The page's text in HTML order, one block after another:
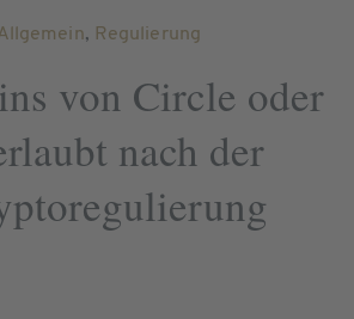
, Regulierung
von Circle oder
nach der